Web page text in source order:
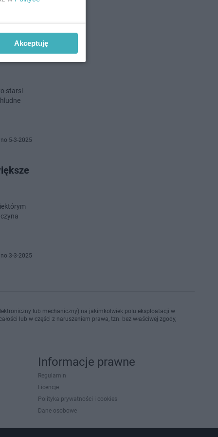
starsi
5-3-2025
3-3-2025
lub mechaniczny) na jakimkolwiek polu eksploatacji w
lub w części z naruszeniem prawa, tzn. bez właściwej zgody,
Informacje prawne
Regulamin
Licencje
Polityka prywatności i cookies
Dane osobowe
Akceptuję